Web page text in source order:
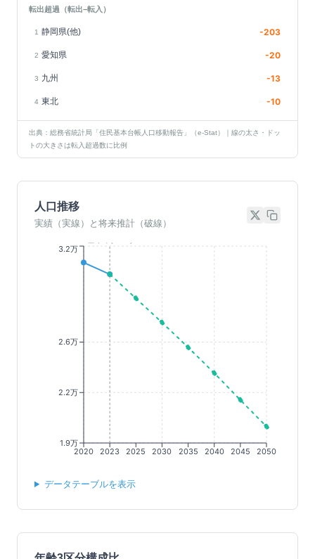
転出超過（転出−転入）
1 静岡県(他) -203
2 愛知県 -20
3 九州 -13
4 東北 -10
出典：総務省統計局「住民基本台帳人口移動報告」（e-Stat）｜線の太さ・ドッ
トの大きさは転入超過数に比例
人口推移
実績（実線）と将来推計（破線）
2020 2023 2025 2030 2035 2040 2045 2050
1.9万
2.2万
2.6万
3.2万
データテーブルを表示